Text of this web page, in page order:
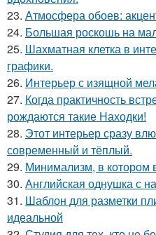
23. Атмосфера обоев:
24. Большая роскошь на
25. Шахматная клетка в
графики.
26. Интерьер с изящной
27. Когда практичность
рождаются такие Находки!
28. Этот интерьер сразу
современный и тёплый.
29. Минимализм, в котором
30. Английская однушка с
31. Шаблон для разметки
идеальной